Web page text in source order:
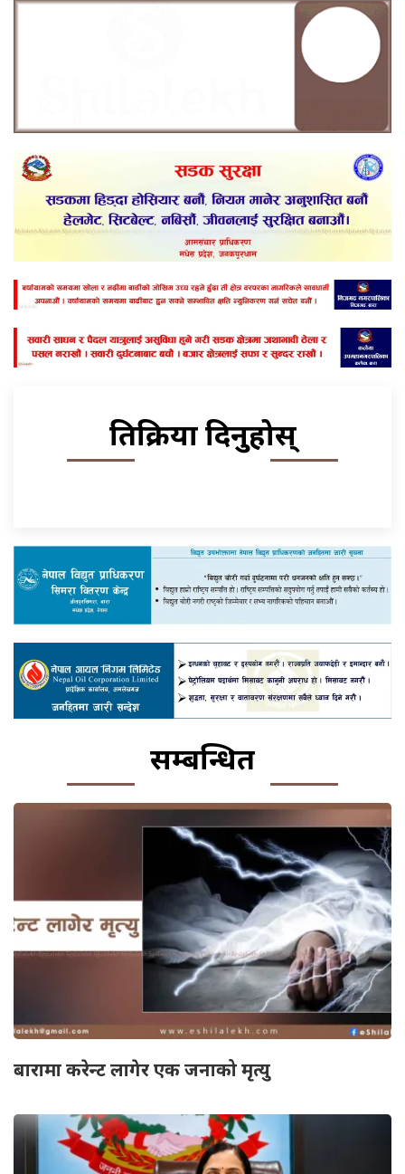
प्रतिक्रिया दिनुहोस्
सम्बन्धित
बारामा करेन्ट लागेर एक जनाको मृत्यु